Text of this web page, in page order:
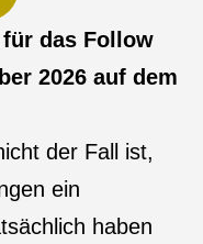
für das Follow
2026 auf dem
der Fall ist,
ein
haben